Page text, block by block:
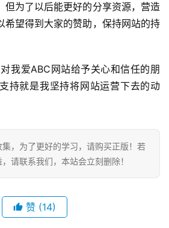
但为了以后能更好的分享资源，营造
希望得到大家的赞助，保持网站的持
我爱ABC网站给予关心和信任的朋
持就是我坚持将网站运营下去的动
，为了更好的学习，请购买正版！若
请联系我们，本站会立刻删除！
赞 (14)